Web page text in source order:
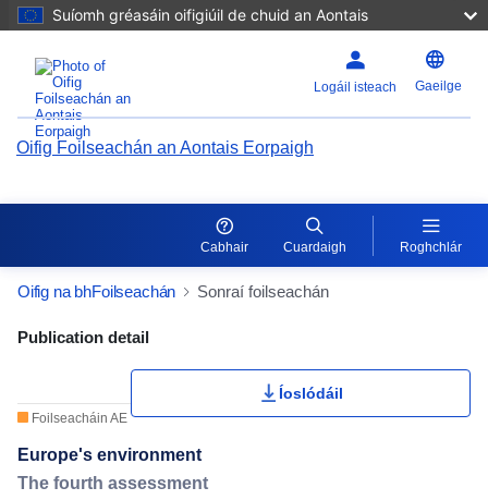
Suíomh gréasáin oifigiúil de chuid an Aontais
Logáil isteach Gaeilge
Oifig Foilseachán an Aontais Eorpaigh
Cabhair Cuardaigh Roghchlár
Oifig na bhFoilseachán Sonraí foilseachán
Publication Detail Actions Portlet
Publication detail
Foilseacháin AE
Íoslódáil
Europe's environment
The fourth assessment